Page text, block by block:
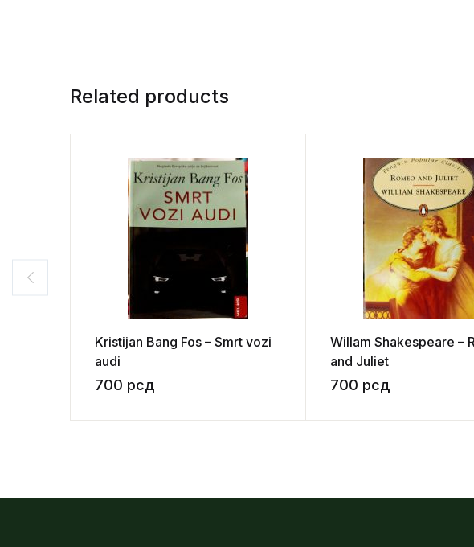
Related products
Kristijan Bang Fos – Smrt vozi
audi
700 рсд
Willam Shakespeare –
and Juliet
700 рсд